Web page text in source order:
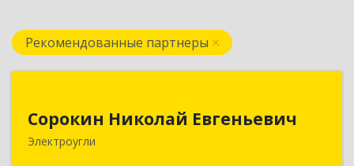
Рекомендованные партнеры
Сорокин Николай Евгеньевич
Электроугли